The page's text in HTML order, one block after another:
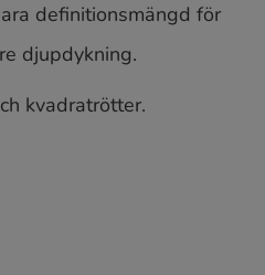
definitionsmängd för
djupdykning.
kvadratrötter.